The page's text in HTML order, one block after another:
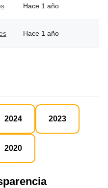
Hace 1 año
Hace 1 año
2024 2023
2020